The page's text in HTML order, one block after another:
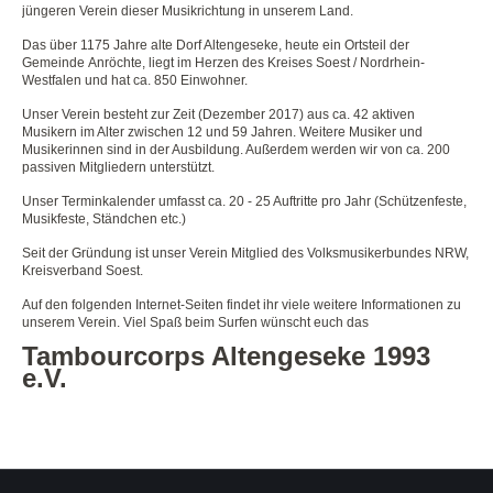
jüngeren Verein dieser Musikrichtung in unserem Land.
Das über 1175 Jahre alte Dorf Altengeseke, heute ein Ortsteil der
Gemeinde Anröchte, liegt im Herzen des Kreises Soest / Nordrhein-
Westfalen und hat ca. 850 Einwohner.
Unser Verein besteht zur Zeit (Dezember 2017) aus ca. 42 aktiven
Musikern im Alter zwischen 12 und 59 Jahren. Weitere Musiker und
Musikerinnen sind in der Ausbildung. Außerdem werden wir von ca. 200
passiven Mitgliedern unterstützt.
Unser Terminkalender umfasst ca. 20 - 25 Auftritte pro Jahr (Schützenfeste,
Musikfeste, Ständchen etc.)
Seit der Gründung ist unser Verein Mitglied des Volksmusikerbundes NRW,
Kreisverband Soest.
Auf den folgenden Internet-Seiten findet ihr viele weitere Informationen zu
unserem Verein. Viel Spaß beim Surfen wünscht euch das
Tambourcorps Altengeseke 1993
e.V.